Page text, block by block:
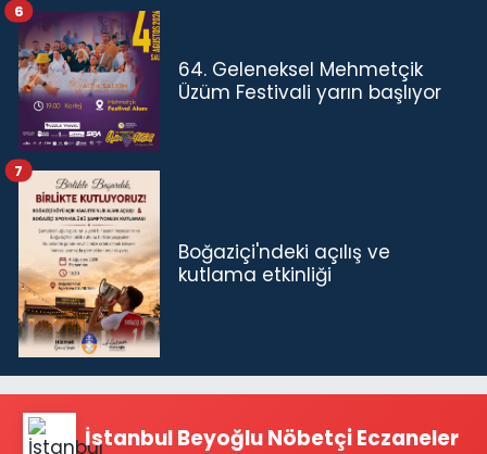
64. Geleneksel Mehmetçik
Üzüm Festivali yarın başlıyor
6
Boğaziçi'ndeki açılış ve
kutlama etkinliği
7
İstanbul Beyoğlu Nöbetçi Eczaneler